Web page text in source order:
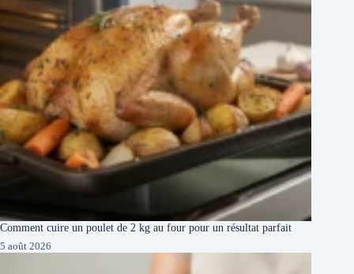
Comment cuire un poulet de 2 kg au four pour un résultat parfait
5 août 2026